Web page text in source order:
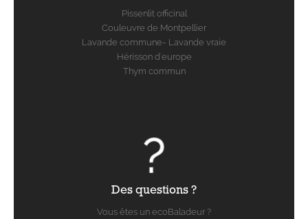
Pissenlit officinal
Couleuvre de Montpellier
Lavande commune- Lavande vraie
Hérisson d'europe
Thym commun
Des questions ?
Vous êtes un ecoBaladeur ?